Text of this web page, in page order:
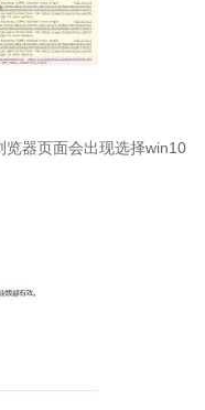
器页面会出现选择win10